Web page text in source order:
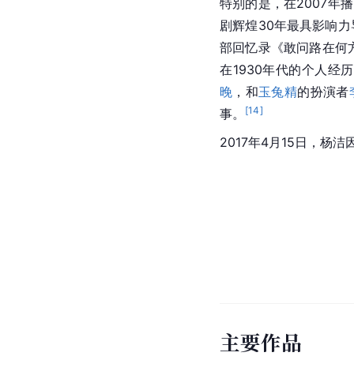
剧辉煌30年最具影响
部回忆录《敢问路在何
在1930年代的个人经
晚 ，和玉兔精的扮演者
事。
[14]
2017年4月15日，杨洁
主要作品